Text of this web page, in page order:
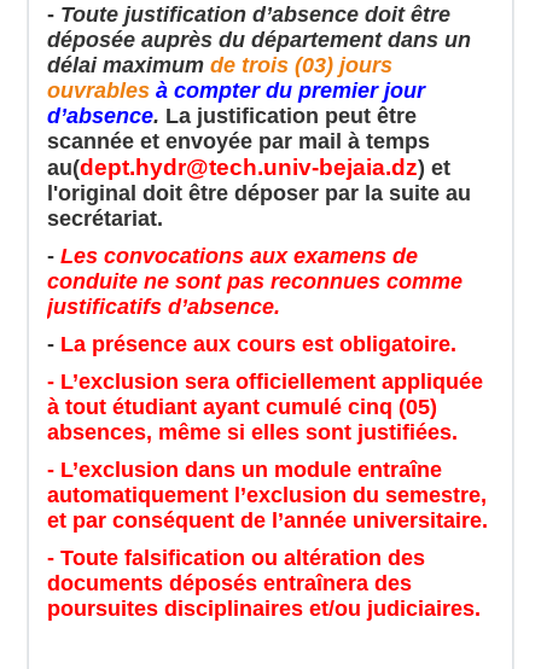
- Toute justification d’absence doit être
déposée auprès du département dans un
délai maximum de trois (03) jours
ouvrables à compter du premier jour
d’absence. La justification peut être
scannée et envoyée par mail à temps
au(dept.hydr@tech.univ-bejaia.dz) et
l'original doit être déposerpar la suite au
secrétariat.
- Les convocations aux examens de
conduite ne sont pas reconnues comme
justificatifs d’absence.
- La présence aux cours est obligatoire.
- L’exclusion sera officiellement appliquée
à tout étudiant ayant cumulé cinq (05)
absences, même si elles sont justifiées.
- L’exclusion dans un module entraîne
automatiquement l’exclusion du semestre,
et par conséquent de l’année universitaire.
- Toute falsification ou altération des
documents déposés entraînera des
poursuites disciplinaires et/ou judiciaires.